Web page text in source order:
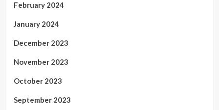
February 2024
January 2024
December 2023
November 2023
October 2023
September 2023